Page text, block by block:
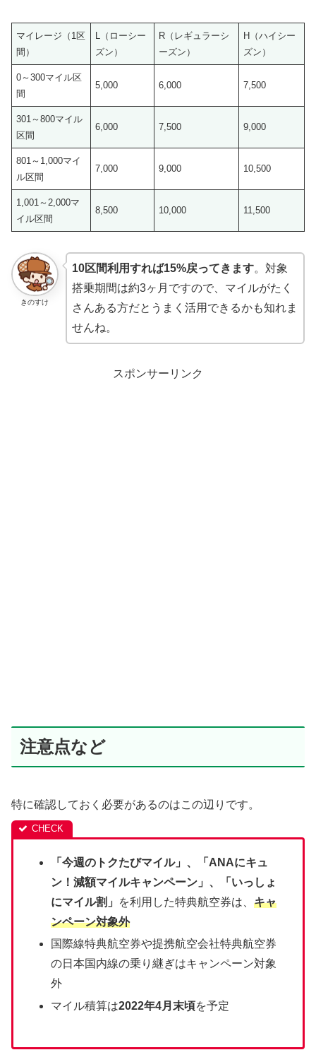
マイレージ（1区
間）
L（ローシー
ズン）
R（レギュラーシ
ーズン）
H（ハイシー
ズン）
0～300マイル区
間
5,000 6,000 7,500
301～800マイル
区間
6,000 7,500 9,000
801～1,000マイ
ル区間
7,000 9,000 10,500
1,001～2,000マ
イル区間
8,500 10,000 11,500
きのすけ
10区間利用すれば15%戻ってきます。対象
搭乗期間は約3ヶ月ですので、マイルがたく
さんある方だとうまく活用できるかも知れま
せんね。
スポンサーリンク
注意点など
特に確認しておく必要があるのはこの辺りです。
「今週のトクたびマイル」、「ANAにキュ
ン！減額マイルキャンペーン」、「いっしょ
にマイル割」
を利用した特典航空券は、キャ
ンペーン対象外
国際線特典航空券や提携航空会社特典航空券
の日本国内線の乗り継ぎはキャンペーン対象
外
マイル積算は2022年4月末頃を予定